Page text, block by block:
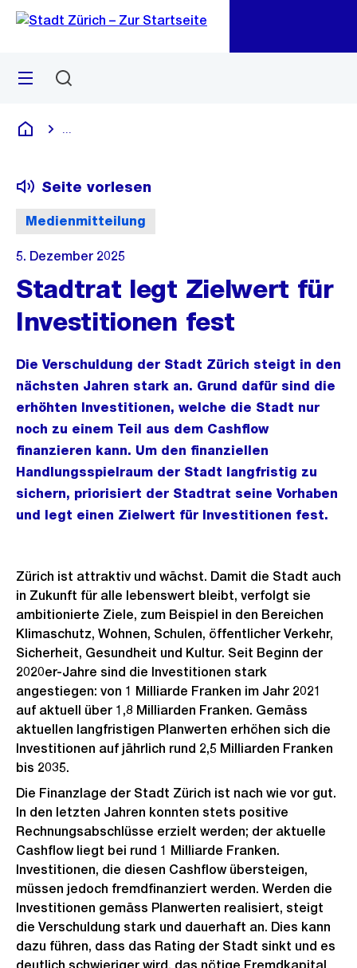
Navigation
Sprunglink
Menü
Deutsch
Medienmitteilung
Seite vorlesen
5. Dezember 2025
Stadtrat legt Zielwert für
Investitionen fest
Die Verschuldung der Stadt Zürich steigt in den
nächsten Jahren stark an. Grund dafür sind die
erhöhten Investitionen, welche die Stadt nur
noch zu einem Teil aus dem Cashflow
finanzieren kann. Um den finanziellen
Handlungsspielraum der Stadt langfristig zu
sichern, priorisiert der Stadtrat seine Vorhaben
und legt einen Zielwert für Investitionen fest.
Zürich ist attraktiv und wächst. Damit die Stadt auch
in Zukunft für alle lebenswert bleibt, verfolgt sie
ambitionierte Ziele, zum Beispiel in den Bereichen
Klimaschutz, Wohnen, Schulen, öffentlicher Verkehr,
Sicherheit, Gesundheit und Kultur. Seit Beginn der
2020er-Jahre sind die Investitionen stark
angestiegen: von 1 Milliarde Franken im Jahr 2021
auf aktuell über 1,8 Milliarden Franken. Gemäss
aktuellen langfristigen Planwerten erhöhen sich die
Investitionen auf jährlich rund 2,5 Milliarden Franken
bis 2035.
Die Finanzlage der Stadt Zürich ist nach wie vor gut.
In den letzten Jahren konnten stets positive
Rechnungsabschlüsse erzielt werden; der aktuelle
Cashflow liegt bei rund 1 Milliarde Franken.
Investitionen, die diesen Cashflow übersteigen,
müssen jedoch fremdfinanziert werden. Werden die
Investitionen gemäss Planwerten realisiert, steigt
die Verschuldung stark und dauerhaft an. Dies kann
dazu führen, dass das Rating der Stadt sinkt und es